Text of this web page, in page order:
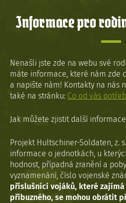
Informace pro
Nenašli jste zde na webu své
máte informace, které nám zde
a napište nám! Kontakty na nás
také na stránku: Co od vás
Jak můžete zjistit další
Projekt Hultschiner-Soldaten, z.
informace o jednotkách, u
hodnost, případná zranění a
vyznamenání, číslo vojenské
příslušníci vojáků, které
příbuzného, se mohou obrátit